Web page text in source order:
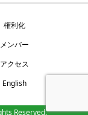
権利化
メンバー
アクセス
English
Reserved.